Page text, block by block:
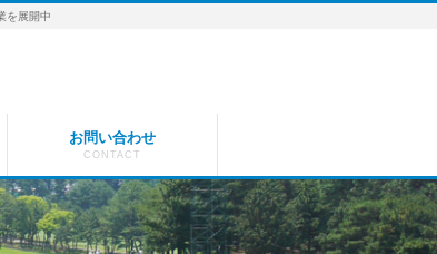
を展開中
お問い合わせ
CONTACT